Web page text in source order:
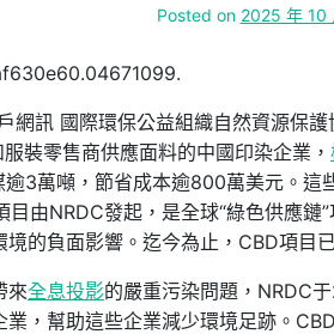
Posted on 2025 年 10
網訊 國際環保公益組織自然資源保
服裝零售商供應面料的中國印染企業，
3萬噸，節省成本逾800萬美元。這
目由NRDC發起，是全球“綠色供應
境的負面影響。迄今為止，CBD項目
來全息投影的嚴重污染問題，NRDC
業，幫助這些企業減少環境足跡。